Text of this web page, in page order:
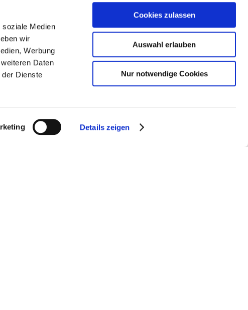
soziale Medien
wir
Werbung
Daten
Dienste
Details zeigen
Cookies zulassen
Auswahl erlauben
Nur notwendige Cookies